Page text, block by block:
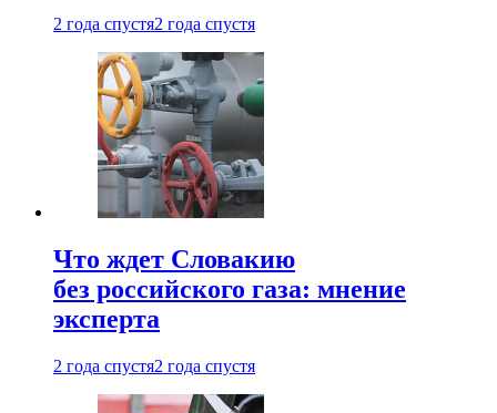
2 года спустя2 года спустя
Что ждет Словакию
без российского газа: мнение
эксперта
2 года спустя2 года спустя